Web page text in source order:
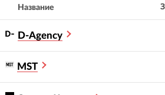
Название
D-Agency
MST